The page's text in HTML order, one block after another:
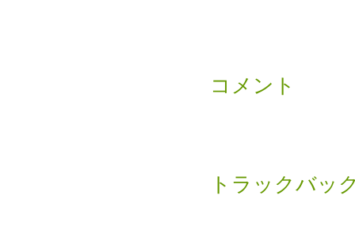
コメント
トラックバッ